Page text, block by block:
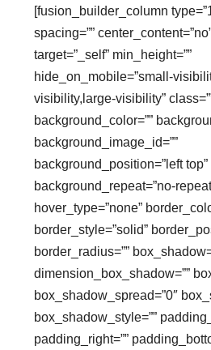
[fusion_builder_column
spacing=””
target=”_self” min_height=””
hide_on_mobile=”small-
visibility,large-visibility”
background_color=””
background_image_id=””
background_position=”left top”
background_repeat=”no-
hover_type=”none”
border_style=”solid”
border_radius=””
dimension_box_shadow=””
box_shadow_spread=”0″
box_shadow_style=””
padding_right=””